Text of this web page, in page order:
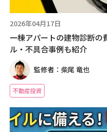
2026年04月17日
一棟アパートの建物診断
ル・不具合事例も紹介
監修者：柴尾 竜也
不動産投資